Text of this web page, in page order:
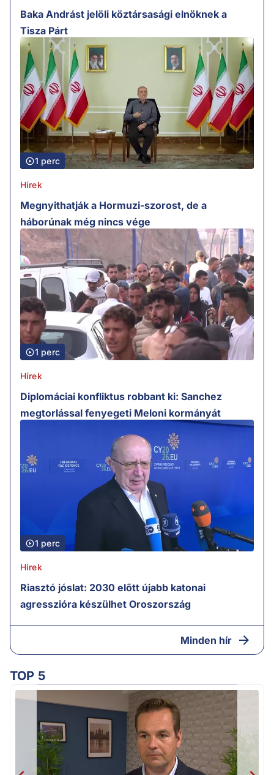
Baka Andrást jelöli köztársasági elnöknek a
Tisza Párt
1 perc
Hírek
Megnyithatják a Hormuzi-szorost, de a
háborúnak még nincs vége
1 perc
Hírek
Diplomáciai konfliktus robbant ki: Sanchez
megtorlással fenyegeti Meloni kormányát
1 perc
Hírek
Riasztó jóslat: 2030 előtt újabb katonai
agresszióra készülhet Oroszország
Minden hír
TOP 5